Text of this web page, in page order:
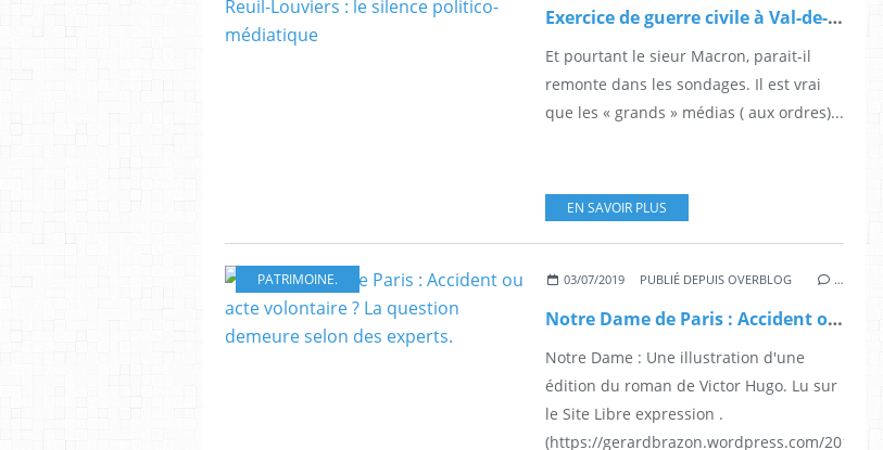
Exercice de guerre civile à Val-de-Reuil-Louviers : le silence politico-médiatique
Et pourtant le sieur Macron, parait-il
remonte dans les sondages. Il est vrai
que les « grands » médias ( aux ordres)...
EN SAVOIR PLUS
PATRIMOINE. 03/07/2019 PUBLIÉ DEPUIS OVERBLOG …
Notre Dame de Paris : Accident ou acte volontaire ? La question demeure selon des experts.
Notre Dame : Une illustration d'une
édition du roman de Victor Hugo. Lu sur
le Site Libre expression .
(https://gerardbrazon.wordpress.com/2019/